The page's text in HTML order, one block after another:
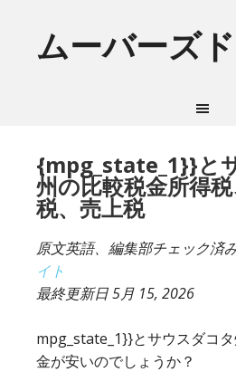
ムーバーズ
{mpg_state_1}}と
州の比較税金所得
税、売上税
原文英語、編集部チェック済
イト
最終更新日5月 15, 2026
mpg_state_1}}とサウスダコ
金が安いのでしょうか？